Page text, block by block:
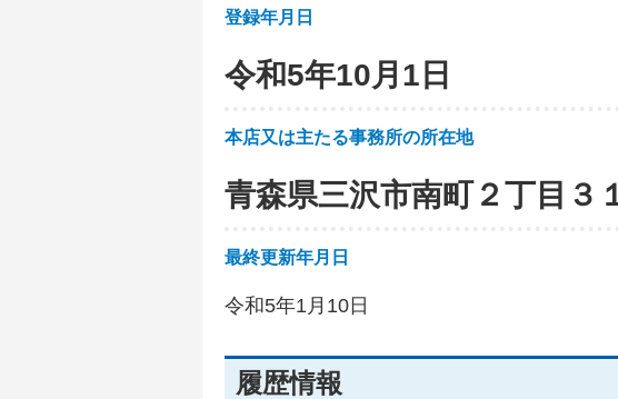
登録年月日
令和5年10月1日
本店又は主たる事務所の所在地
青森県三沢市南町２丁目３
最終更新年月日
令和5年1月10日
履歴情報